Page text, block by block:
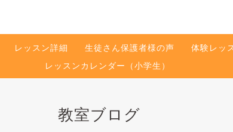
レッスン詳細 生徒さん保護者様の声 体験レッ
レッスンカレンダー（小学生）
教室ブログ